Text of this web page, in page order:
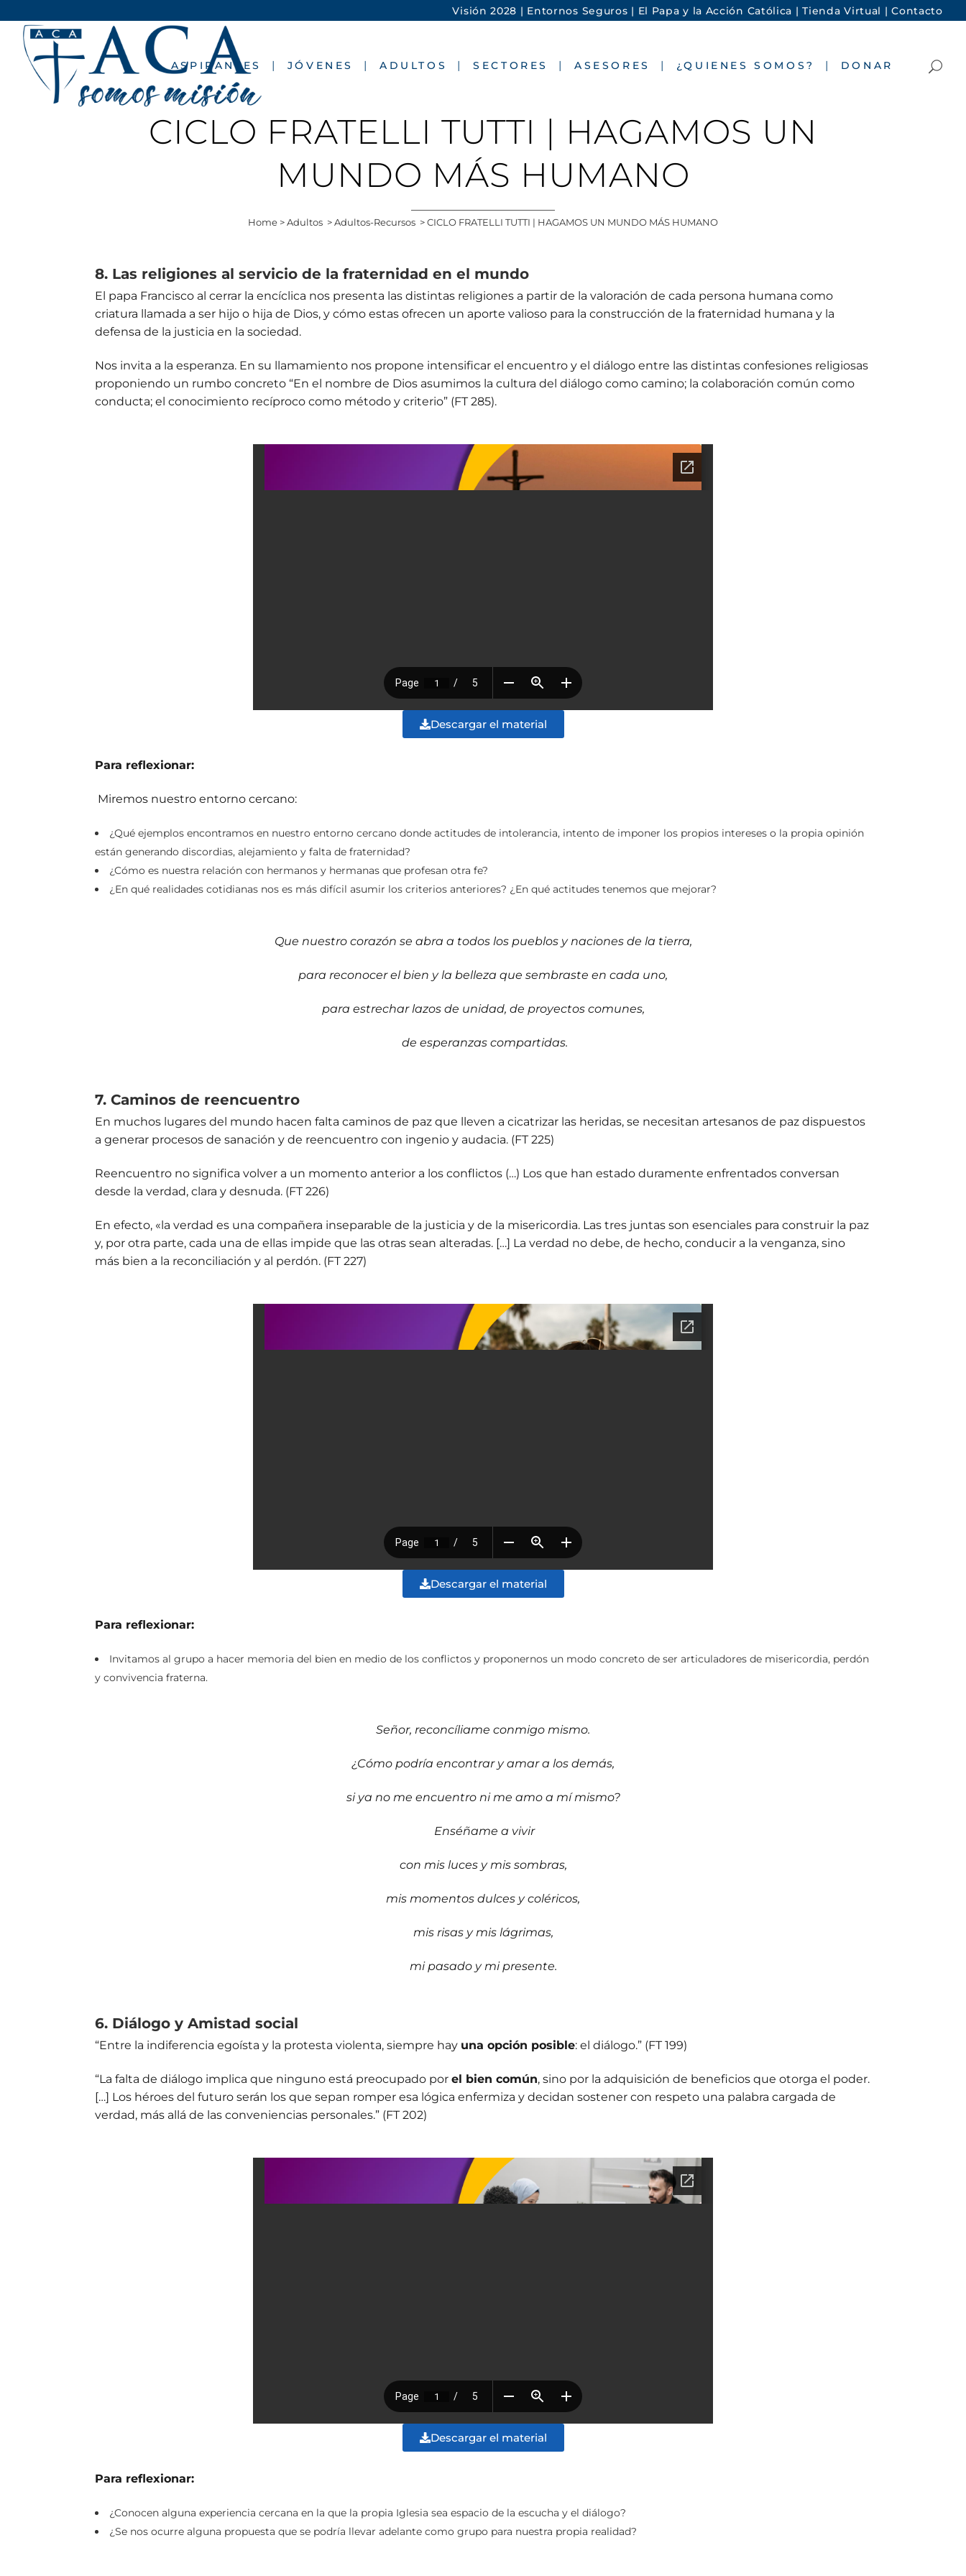
Visión 2028 | Entornos Seguros | El Papa y la Acción Católica |Tienda Virtual |Contacto
ASPIRANTES JÓVENES ADULTOS SECTORES ASESORES ¿QUIENES SOMOS? DONAR
CICLO FRATELLI TUTTI | HAGAMOS UN
MUNDO MÁS HUMANO
Home >Adultos >Adultos-Recursos >CICLO FRATELLI TUTTI | HAGAMOS UN MUNDO MÁS HUMANO
8. Las religiones al servicio de la fraternidad en el mundo
El papa Francisco al cerrar la encíclica nos presenta las distintas religiones a partir de la valoración de cada persona humana como
criatura llamada a ser hijo o hija de Dios, y cómo estas ofrecen un aporte valioso para la construcción de la fraternidad humana y la
defensa de la justicia en la sociedad.
Nos invita a la esperanza. En su llamamiento nos propone intensificar el encuentro y el diálogo entre las distintas confesiones religiosas
proponiendo un rumbo concreto “En el nombre de Dios asumimos la cultura del diálogo como camino; la colaboración común como
conducta; el conocimiento recíproco como método y criterio” (FT 285).
Descargar el material
Para reflexionar:
Miremos nuestro entorno cercano:
¿Qué ejemplos encontramos en nuestro entorno cercano donde actitudes de intolerancia, intento de imponer los propios intereses o la propia opinión
están generando discordias, alejamiento y falta de fraternidad?
¿Cómo es nuestra relación con hermanos y hermanas que profesan otra fe?
¿En qué realidades cotidianas nos es más difícil asumir los criterios anteriores? ¿En qué actitudes tenemos que mejorar?
Que nuestro corazón se abra a todos los pueblos y naciones de la tierra,
para reconocer el bien y la belleza que sembraste en cada uno,
para estrechar lazos de unidad, de proyectos comunes,
de esperanzas compartidas.
7. Caminos de reencuentro
En muchos lugares del mundo hacen falta caminos de paz que lleven a cicatrizar las heridas, se necesitan artesanos de paz dispuestos
a generar procesos de sanación y de reencuentro con ingenio y audacia. (FT 225)
Reencuentro no significa volver a un momento anterior a los conflictos (…) Los que han estado duramente enfrentados conversan
desde la verdad, clara y desnuda. (FT 226)
En efecto, «la verdad es una compañera inseparable de la justicia y de la misericordia. Las tres juntas son esenciales para construir la paz
y, por otra parte, cada una de ellas impide que las otras sean alteradas. […] La verdad no debe, de hecho, conducir a la venganza, sino
más bien a la reconciliación y al perdón. (FT 227)
Descargar el material
Para reflexionar:
Invitamos al grupo a hacer memoria del bien en medio de los conflictos y proponernos un modo concreto de ser articuladores de misericordia, perdón
y convivencia fraterna.
Señor, reconcíliame conmigo mismo.
¿Cómo podría encontrar y amar a los demás,
si ya no me encuentro ni me amo a mí mismo?
Enséñame a vivir
con mis luces y mis sombras,
mis momentos dulces y coléricos,
mis risas y mis lágrimas,
mi pasado y mi presente.
6. Diálogo y Amistad social
“Entre la indiferencia egoísta y la protesta violenta, siempre hay una opción posible: el diálogo.” (FT 199)
“La falta de diálogo implica que ninguno está preocupado por el bien común, sino por la adquisición de beneficios que otorga el poder.
[…] Los héroes del futuro serán los que sepan romper esa lógica enfermiza y decidan sostener con respeto una palabra cargada de
verdad, más allá de las conveniencias personales.” (FT 202)
Descargar el material
Para reflexionar:
¿Conocen alguna experiencia cercana en la que la propia Iglesia sea espacio de la escucha y el diálogo?
¿Se nos ocurre alguna propuesta que se podría llevar adelante como grupo para nuestra propia realidad?